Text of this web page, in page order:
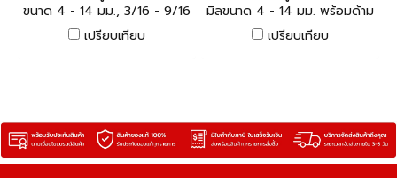
ขนาด 4 - 14 มม., 3/16 - 9/16
นิ้ว พร้อมด้ามและข้อต่อในชุด
เปรียบเทียบ
มิลขนาด 4 - 14 มม. พร้อมด้าม
บล็อกและข้อต่อในชุด
เปรียบเทียบ